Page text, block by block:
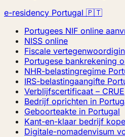
e-residency Portugal 🇵🇹
Portugees NIF online
NISS online
Fiscale
Portugese bankrekening
NHR-belastingregime
IRS-belastingaangifte
Verblijfscertificaat – CRUE
Bedrijf oprichten in
Geboorteakte in Portugal
Kant-en-klaar bedrijf
Digitale-nomadenvisum